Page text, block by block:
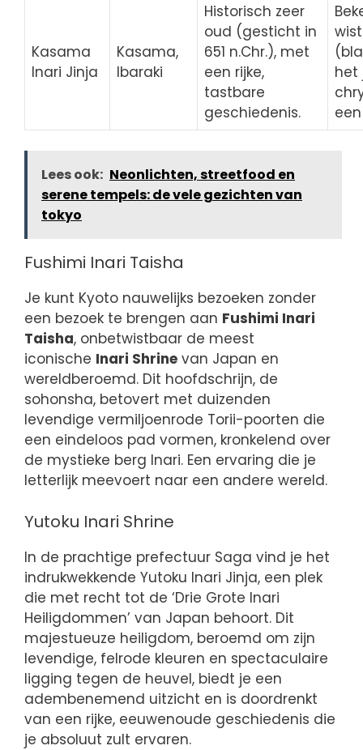
Kasama
Inari Jinja
Kasama,
Ibaraki
Historisch zeer
oud (gesticht in
651 n.Chr.), met
een rijke,
tastbare
geschiedenis.
het
Lees ook: Neonlichten, streetfood en
serene tempels: de vele gezichten van
tokyo
Fushimi Inari Taisha
Je kunt Kyoto nauwelijks bezoeken zonder
een bezoek te brengen aan Fushimi Inari
Taisha, onbetwistbaar de meest
iconische Inari Shrine van Japan en
wereldberoemd. Dit hoofdschrijn, de
sohonsha, betovert met duizenden
levendige vermiljoenrode Torii-poorten die
een eindeloos pad vormen, kronkelend over
de mystieke berg Inari. Een ervaring die je
letterlijk meevoert naar een andere wereld.
Yutoku Inari Shrine
In de prachtige prefectuur Saga vind je het
indrukwekkende Yutoku Inari Jinja, een plek
die met recht tot de ‘Drie Grote Inari
Heiligdommen’ van Japan behoort. Dit
majestueuze heiligdom, beroemd om zijn
levendige, felrode kleuren en spectaculaire
ligging tegen de heuvel, biedt je een
adembenemend uitzicht en is doordrenkt
van een rijke, eeuwenoude geschiedenis die
je absoluut zult ervaren.